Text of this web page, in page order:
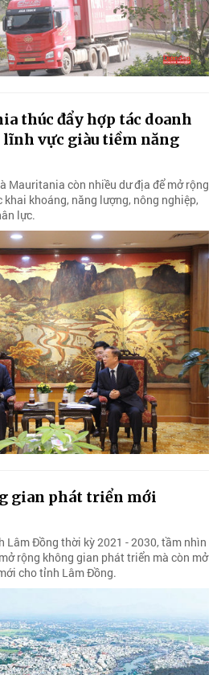
thúc đẩy hợp tác doanh
vực giàu tiềm năng
Mauritania còn nhiều dư địa để mở rộng
khoáng, năng lượng, nông nghiệp,
lực.
gian phát triển mới
Lâm Đồng thời kỳ 2021 - 2030, tầm nhìn
rộng không gian phát triển mà còn mở
cho tỉnh Lâm Đồng.